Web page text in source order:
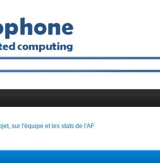
sur l'équipe et les stats de l'AF